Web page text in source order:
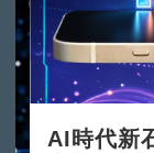
AI時代新